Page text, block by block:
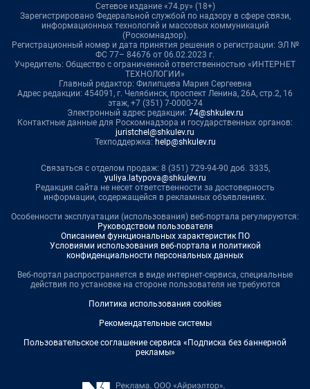
Сетевое издание «74.ру» (18+)
Зарегистрировано Федеральной службой по надзору в сфере связи,
информационных технологий и массовых коммуникаций
(Роскомнадзор).
Регистрационный номер и дата принятия решения о регистрации: ЭЛ №
ФС 77– 84676 от 06.02.2023 г.
Учредитель: Общество с ограниченной ответственностью «ИНТЕРНЕТ
ТЕХНОЛОГИИ»
Главный редактор: Филипцева Мария Сергеевна
Адрес редакции: 454091, г. Челябинск, проспект Ленина, 26А, стр.2, 16
этаж, +7 (351) 7-0000-74
Электронный адрес редакции: 74@shkulev.ru
Контактные данные для Роскомнадзора и государственных органов:
juristchel@shkulev.ru
Техподдержка: help@shkulev.ru
Связаться с отделом продаж: 8 (351) 729-94-90 доб. 3335,
yuliya.latypova@shkulev.ru
Редакция сайта не несет ответственности за достоверность
информации, содержащейся в рекламных объявлениях.
Особенности эксплуатации (использования) веб-портала регулируются:
Руководством пользователя
Описанием функциональных характеристик ПО
Условиями использования веб-портала и политикой
конфиденциальности персональных данных
Веб-портал распространяется в виде интернет-сервиса, специальные
действия по установке на стороне пользователя не требуются
Политика использования cookies
Рекомендательные системы
Пользовательское соглашение сервиса «Подписка без баннерной
рекламы»